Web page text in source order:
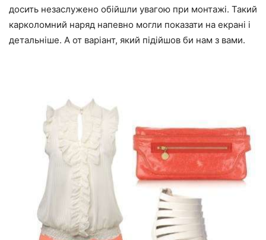
досить незаслужено обійшли увагою при монтажі. Такий
карколомний наряд напевно могли показати на екрані і
детальніше. А от варіант, який підійшов би нам з вами.